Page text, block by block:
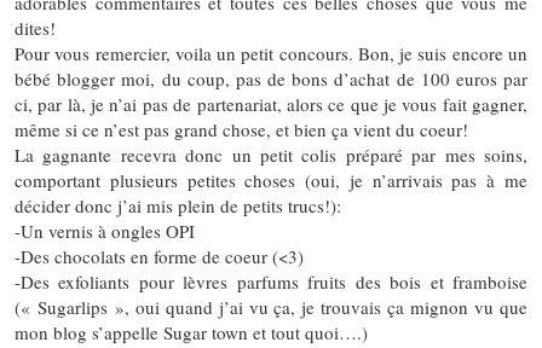
dites!
Pour vous remercier, voila un petit concours. Bon, je suis encore un
bébé blogger moi, du coup, pas de bons d’achat de 100 euros par
ci, par là, je n’ai pas de partenariat, alors ce que je vous fait gagner,
même si ce n’est pas grand chose, et bien ça vient du coeur!
La gagnante recevra donc un petit colis préparé par mes soins,
comportant plusieurs petites choses (oui, je n’arrivais pas à me
décider donc j’ai mis plein de petits trucs!):
-Un vernis à ongles OPI
-Des chocolats en forme de coeur (<3)
-Des exfoliants pour lèvres parfums fruits des bois et framboise
(« Sugarlips », oui quand j’ai vu ça, je trouvais ça mignon vu que
mon blog s’appelle Sugar town et tout quoi….)